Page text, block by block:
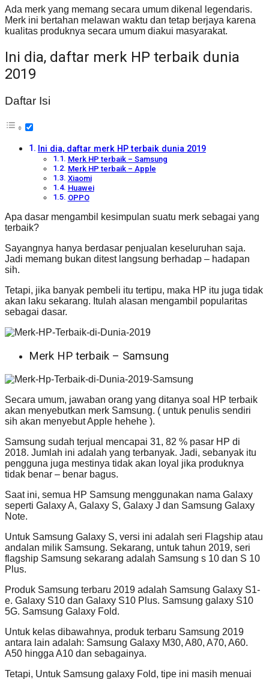
Ada merk yang memang secara umum dikenal legendaris.
Merk ini bertahan melawan waktu dan tetap berjaya karena
kualitas produknya secara umum diakui masyarakat.
Ini dia, daftar merk HP terbaik dunia
2019
Daftar Isi
Ini dia, daftar merk HP terbaik dunia 2019
Merk HP terbaik – Samsung
Merk HP terbaik – Apple
Xiaomi
Huawei
OPPO
Apa dasar mengambil kesimpulan suatu merk sebagai yang
terbaik?
Sayangnya hanya berdasar penjualan keseluruhan saja.
Jadi memang bukan ditest langsung berhadap – hadapan
sih.
Tetapi, jika banyak pembeli itu tertipu, maka HP itu juga tidak
akan laku sekarang. Itulah alasan mengambil popularitas
sebagai dasar.
Merk HP terbaik – Samsung
Secara umum, jawaban orang yang ditanya soal HP terbaik
akan menyebutkan merk Samsung. ( untuk penulis sendiri
sih akan menyebut Apple hehehe ).
Samsung sudah terjual mencapai 31, 82 % pasar HP di
2018. Jumlah ini adalah yang terbanyak. Jadi, sebanyak itu
pengguna juga mestinya tidak akan loyal jika produknya
tidak benar – benar bagus.
Saat ini, semua HP Samsung menggunakan nama Galaxy
seperti Galaxy A, Galaxy S, Galaxy J dan Samsung Galaxy
Note.
Untuk Samsung Galaxy S, versi ini adalah seri Flagship atau
andalan milik Samsung. Sekarang, untuk tahun 2019, seri
flagship Samsung sekarang adalah Samsung s 10 dan S 10
Plus.
Produk Samsung terbaru 2019 adalah Samsung Galaxy S1-
e. Galaxy S10 dan Galaxy S10 Plus. Samsung galaxy S10
5G. Samsung Galaxy Fold.
Untuk kelas dibawahnya, produk terbaru Samsung 2019
antara lain adalah: Samsung Galaxy M30, A80, A70, A60.
A50 hingga A10 dan sebagainya.
Tetapi, Untuk Samsung galaxy Fold, tipe ini masih menuai